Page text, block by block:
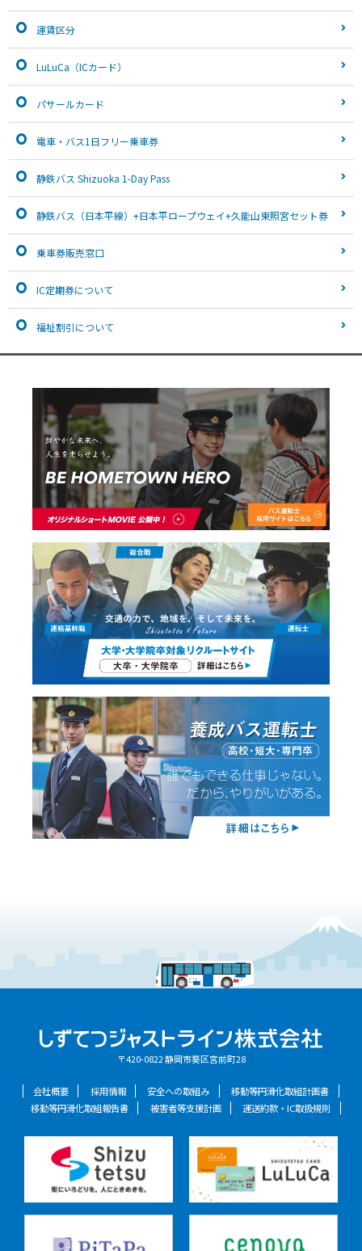
運賃区分
LuLuCa（ICカード）
パサールカード
電車・バス1日フリー乗車券
静鉄バス Shizuoka 1-Day Pass
静鉄バス（日本平線）+日本平ロープウェイ+久能山東照宮セット券
乗車券販売窓口
IC定期券について
福祉割引について
〒420-0822 静岡市葵区宮前町28
会社概要 採用情報 安全への取組み
移動等円滑化取組計画書
移動等円滑化取組報告書
被害者等支援計画 運送約款・IC取扱規則